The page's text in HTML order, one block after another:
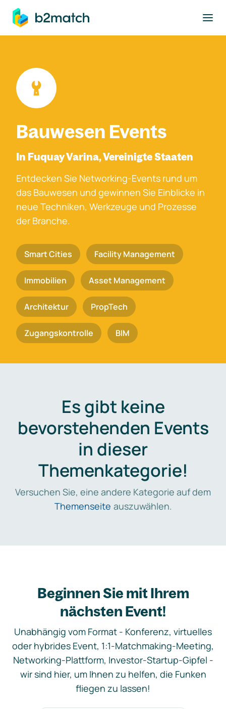
springen
Bauwesen Events
In Fuquay Varina, Vereinigte Staaten
Entdecken Sie Networking-Events rund um
das Bauwesen und gewinnen Sie Einblicke in
neue Techniken, Werkzeuge und Prozesse
der Branche.
Smart Cities Facility Management
Immobilien Asset Management
Architektur PropTech
Zugangskontrolle BIM
Es gibt keine
bevorstehenden Events
in dieser
Themenkategorie!
Versuchen Sie, eine andere Kategorie auf dem
Themenseite auszuwählen.
Beginnen Sie mit Ihrem
nächsten Event!
Unabhängig vom Format - Konferenz, virtuelles
oder hybrides Event, 1:1-Matchmaking-Meeting,
Networking-Plattform, Investor-Startup-Gipfel -
wir sind hier, um Ihnen zu helfen, die Funken
fliegen zu lassen!